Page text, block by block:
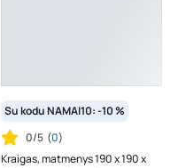
Su kodu NAMAI10: -10 %
0/5 (0)
Kraigas, matmenys 190 x 190 x